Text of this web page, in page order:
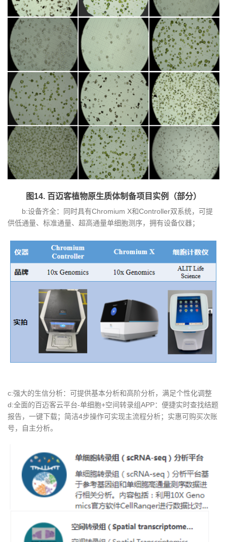
图14. 百迈客植物原生质体制备项目实例（部分）
b:设备齐全：同时具有Chromium X和Controller双系统，可提
供低通量、标准通量、超高通量单细胞测序，拥有设备仪器；
c:强大的生信分析：可提供基本分析和高阶分析，满足个性化调整
d:全面的百迈客云平台-单细胞+空间转录组APP：便捷实时查找结题
报告，一键下载；简洁4步操作可实现主流程分析；实惠可购买次账
号，自主分析。